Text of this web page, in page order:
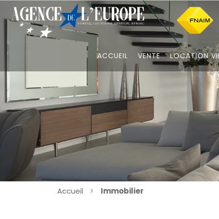
ACCUEIL VENTE LOCATION
Accueil Immobilier